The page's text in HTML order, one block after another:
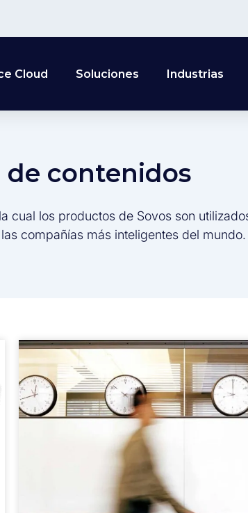
Cloud Soluciones Industrias
de contenidos
cual los productos de Sovos son
compañías más inteligentes del mundo.